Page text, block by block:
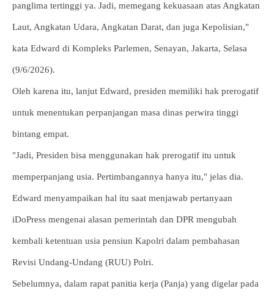
panglima tertinggi ya. Jadi, memegang kekuasaan atas Angkatan
Laut, Angkatan Udara, Angkatan Darat, dan juga Kepolisian,"
kata Edward di Kompleks Parlemen, Senayan, Jakarta, Selasa
(9/6/2026).
Oleh karena itu, lanjut Edward, presiden memiliki hak prerogatif
untuk menentukan perpanjangan masa dinas perwira tinggi
bintang empat.
"Jadi, Presiden bisa menggunakan hak prerogatif itu untuk
memperpanjang usia. Pertimbangannya hanya itu," jelas dia.
Edward menyampaikan hal itu saat menjawab pertanyaan
iDoPress mengenai alasan pemerintah dan DPR mengubah
kembali ketentuan usia pensiun Kapolri dalam pembahasan
Revisi Undang-Undang (RUU) Polri.
Sebelumnya, dalam rapat panitia kerja (Panja) yang digelar pada